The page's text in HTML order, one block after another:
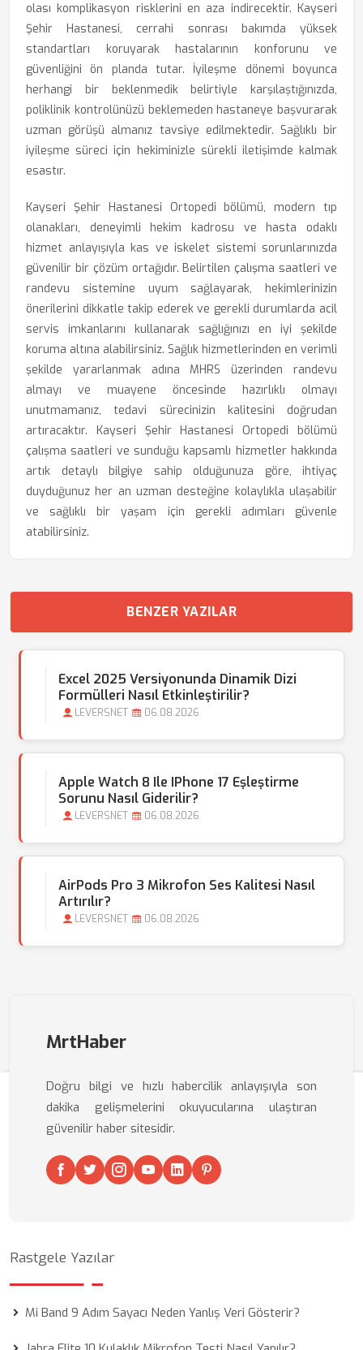
olası komplikasyon risklerini en aza indirecektir. Kayseri
Şehir Hastanesi, cerrahi sonrası bakımda yüksek
standartları koruyarak hastalarının konforunu ve
güvenliğini ön planda tutar. İyileşme dönemi boyunca
herhangi bir beklenmedik belirtiyle karşılaştığınızda,
poliklinik kontrolünüzü beklemeden hastaneye başvurarak
uzman görüşü almanız tavsiye edilmektedir. Sağlıklı bir
iyileşme süreci için hekiminizle sürekli iletişimde kalmak
esastır.
Kayseri Şehir Hastanesi Ortopedi bölümü, modern tıp
olanakları, deneyimli hekim kadrosu ve hasta odaklı
hizmet anlayışıyla kas ve iskelet sistemi sorunlarınızda
güvenilir bir çözüm ortağıdır. Belirtilen çalışma saatleri ve
randevu sistemine uyum sağlayarak, hekimlerinizin
önerilerini dikkatle takip ederek ve gerekli durumlarda acil
servis imkanlarını kullanarak sağlığınızı en iyi şekilde
koruma altına alabilirsiniz. Sağlık hizmetlerinden en verimli
şekilde yararlanmak adına MHRS üzerinden randevu
almayı ve muayene öncesinde hazırlıklı olmayı
unutmamanız, tedavi sürecinizin kalitesini doğrudan
artıracaktır. Kayseri Şehir Hastanesi Ortopedi bölümü
çalışma saatleri ve sunduğu kapsamlı hizmetler hakkında
artık detaylı bilgiye sahip olduğunuza göre, ihtiyaç
duyduğunuz her an uzman desteğine kolaylıkla ulaşabilir
ve sağlıklı bir yaşam için gerekli adımları güvenle
atabilirsiniz.
BENZER YAZILAR
Excel 2025 Versiyonunda Dinamik Dizi
Formülleri Nasıl Etkinleştirilir?
LEVERSNET 06.08.2026
Apple Watch 8 Ile IPhone 17 Eşleştirme
Sorunu Nasıl Giderilir?
LEVERSNET 06.08.2026
AirPods Pro 3 Mikrofon Ses Kalitesi Nasıl
Artırılır?
LEVERSNET 06.08.2026
MrtHaber
Doğru bilgi ve hızlı habercilik anlayışıyla son
dakika gelişmelerini okuyucularına ulaştıran
güvenilir haber sitesidir.
Rastgele Yazılar
Mi Band 9 Adım Sayacı Neden Yanlış Veri Gösterir?